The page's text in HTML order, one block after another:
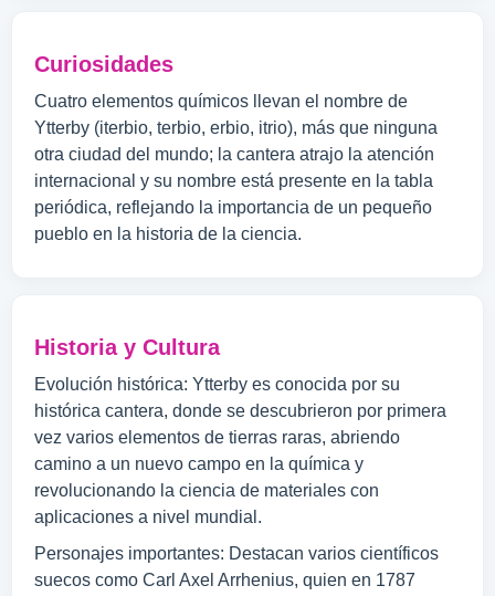
Curiosidades
Cuatro elementos químicos llevan el nombre de
Ytterby (iterbio, terbio, erbio, itrio), más que ninguna
otra ciudad del mundo; la cantera atrajo la atención
internacional y su nombre está presente en la tabla
periódica, reflejando la importancia de un pequeño
pueblo en la historia de la ciencia.
Historia y Cultura
Evolución histórica: Ytterby es conocida por su
histórica cantera, donde se descubrieron por primera
vez varios elementos de tierras raras, abriendo
camino a un nuevo campo en la química y
revolucionando la ciencia de materiales con
aplicaciones a nivel mundial.
Personajes importantes: Destacan varios científicos
suecos como Carl Axel Arrhenius, quien en 1787